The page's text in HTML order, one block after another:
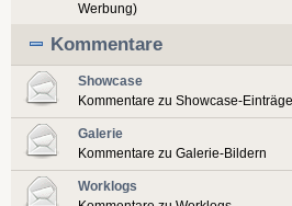
Werbung)
Kommentare
Showcase
Kommentare zu Showcase-
Galerie
Kommentare zu Galerie-Bildern
Worklogs